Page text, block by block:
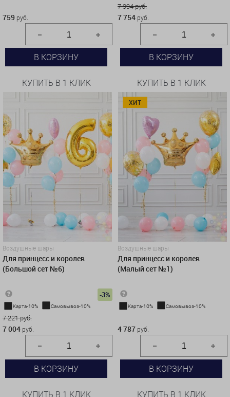
759 руб.
В КОРЗИНУ
КУПИТЬ В 1 КЛИК
7 994 руб.
7 754 руб.
В КОРЗИНУ
КУПИТЬ В 1 КЛИК
Воздушные шары
Для принцесс и королев
(Большой сет №6)
-3%
Карта-10% Самовывоз-10%
7 221 руб.
7 004 руб.
В КОРЗИНУ
КУПИТЬ В 1 КЛИК
ХИТ
Воздушные шары
Для принцесс и королев
(Малый сет №1)
Карта-10% Самовывоз-10%
4 787 руб.
В КОРЗИНУ
КУПИТЬ В 1 КЛИК